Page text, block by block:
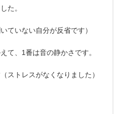
た。
ていない自分が反省です）
て、1番は音の静かさです。
ストレスがなくなりました）